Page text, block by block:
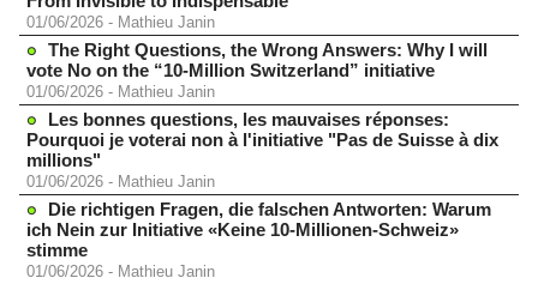
01/06/2026 - Mathieu Janin
The Right Questions, the Wrong Answers: Why I will
vote No on the “10-Million Switzerland” initiative
01/06/2026 - Mathieu Janin
Les bonnes questions, les mauvaises réponses:
Pourquoi je voterai non à l'initiative "Pas de Suisse à dix
millions"
01/06/2026 - Mathieu Janin
Die richtigen Fragen, die falschen Antworten: Warum
ich Nein zur Initiative «Keine 10-Millionen-Schweiz»
stimme
01/06/2026 - Mathieu Janin